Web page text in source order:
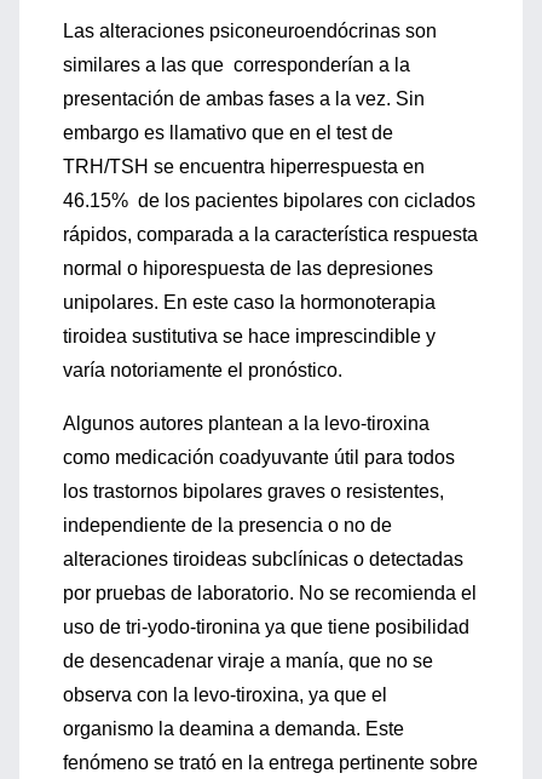
Las alteraciones psiconeuroendócrinas son
similares a las que corresponderían a la
presentación de ambas fases a la vez. Sin
embargo es llamativo que en el test de
TRH/TSH se encuentra hiperrespuesta en
46.15% de los pacientes bipolares con ciclados
rápidos, comparada a la característica respuesta
normal o hiporespuesta de las depresiones
unipolares. En este caso la hormonoterapia
tiroidea sustitutiva se hace imprescindible y
varía notoriamente el pronóstico.
Algunos autores plantean a la levo-tiroxina
como medicación coadyuvante útil para todos
los trastornos bipolares graves o resistentes,
independiente de la presencia o no de
alteraciones tiroideas subclínicas o detectadas
por pruebas de laboratorio. No se recomienda el
uso de tri-yodo-tironina ya que tiene posibilidad
de desencadenar viraje a manía, que no se
observa con la levo-tiroxina, ya que el
organismo la deamina a demanda. Este
fenómeno se trató en la entrega pertinente sobre